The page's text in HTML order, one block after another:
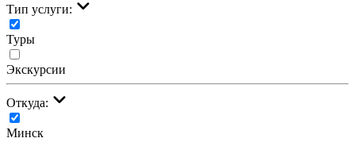
Тип услуги:
Туры
Экскурсии
Откуда:
Минск